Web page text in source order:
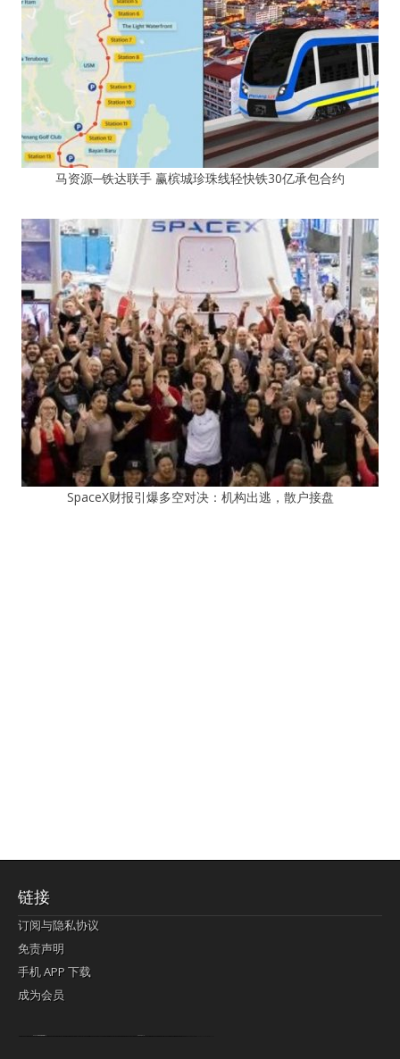
马资源─铁达联手 赢槟城珍珠线轻快铁30亿承包合约
SpaceX财报引爆多空对决：机构出逃，散户接盘
链接
订阅与隐私协议
免责声明
手机 APP 下载
成为会员